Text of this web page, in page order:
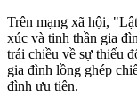
Trên mạng xã hội,
xúc và tinh thần gia
trái chiều về sự thiếu
gia đình lồng ghép
đình ưu tiên.